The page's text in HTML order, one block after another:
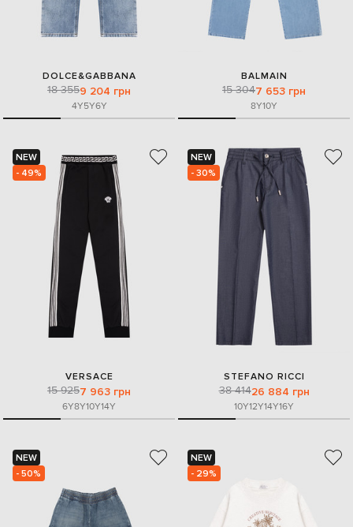
DOLCE&GABBANA
18 3559 204 грн
4Y5Y6Y
BALMAIN
15 3047 653 грн
8Y10Y
NEW
- 49%
VERSACE
15 9257 963 грн
6Y8Y10Y14Y
NEW
- 30%
STEFANO RICCI
38 41426 884 грн
10Y12Y14Y16Y
NEW
- 50%
NEW
- 29%